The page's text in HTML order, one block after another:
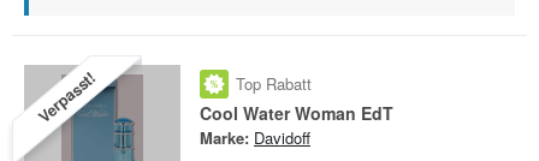
Verpasst! Top Rabatt
Cool Water Woman EdT
Marke: Davidoff